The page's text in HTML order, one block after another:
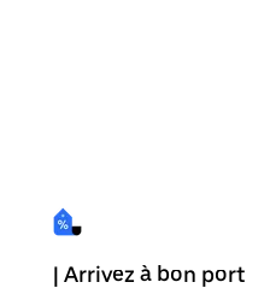
| Arrivez à bon port